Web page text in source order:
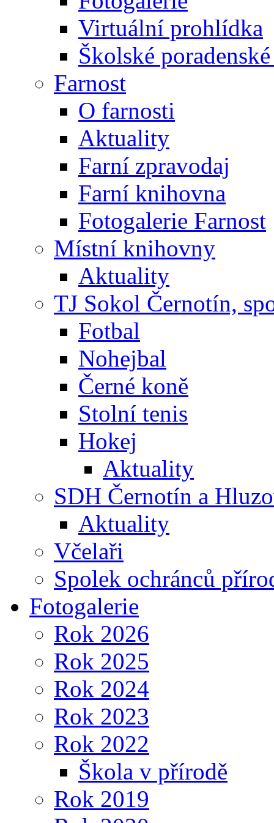
Virtuální prohlídka
Školské
Farnost
O farnosti
Aktuality
Farní zpravodaj
Farní knihovna
Fotogalerie Farnost
Místní knihovny
Aktuality
TJ Sokol Černotín,
Fotbal
Nohejbal
Černé koně
Stolní tenis
Hokej
Aktuality
SDH Černotín a
Aktuality
Včelaři
Spolek ochránců
Fotogalerie
Rok 2026
Rok 2025
Rok 2024
Rok 2023
Rok 2022
Škola v přírodě
Rok 2019